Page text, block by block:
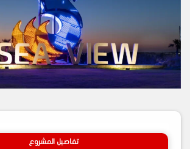
تفاصيل المشروع